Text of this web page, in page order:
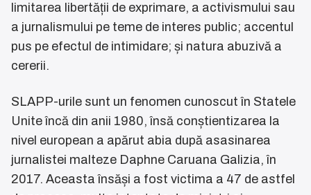
limitarea libertății de exprimare, a activismului sau
a jurnalismului pe teme de interes public; accentul
pus pe efectul de intimidare; și natura abuzivă a
cererii.
SLAPP-urile sunt un fenomen cunoscut în Statele
Unite încă din anii 1980, însă conștientizarea la
nivel european a apărut abia după asasinarea
jurnalistei malteze Daphne Caruana Galizia, în
2017. Aceasta însăși a fost victima a 47 de astfel